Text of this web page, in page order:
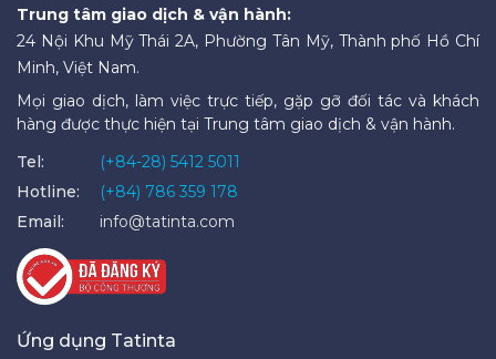
Trung tâm giao dịch & vận hành:
24 Nội Khu Mỹ Thái 2A, Phường Tân Mỹ, Thành phố Hồ Chí
Minh, Việt Nam.
Mọi giao dịch, làm việc trực tiếp, gặp gỡ đối tác và khách
hàng được thực hiện tại Trung tâm giao dịch & vận hành.
Tel:
(+84-28) 5412 5011
Hotline:
(+84) 786 359 178
Email:
info@tatinta.com
Ứng dụng Tatinta